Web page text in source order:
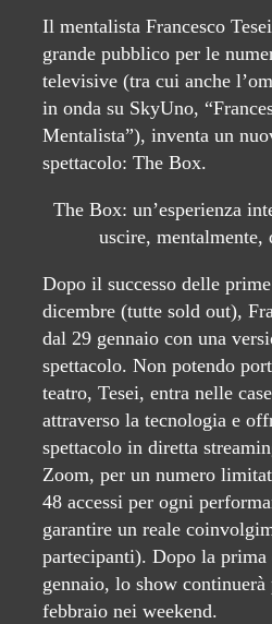
Il mentalista Francesco
grande pubblico per le
televisive (tra cui anche
in onda su SkyUno,
Mentalista”), inventa un
spettacolo: The Box.
The Box: un’esperienza
uscire, mentalmente,
Dopo il successo delle
dicembre (tutte sold out),
dal 29 gennaio con una
spettacolo. Non potendo
teatro, Tesei, entra nelle
attraverso la tecnologia e
spettacolo in diretta
Zoom, per un numero
48 accessi per ogni
garantire un reale
partecipanti). Dopo la
gennaio, lo show
febbraio nei weekend.